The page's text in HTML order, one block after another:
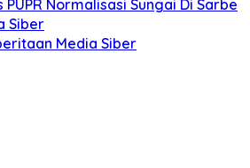
PUPR Normalisasi Sungai Di Sarbe
Siber
Media Siber